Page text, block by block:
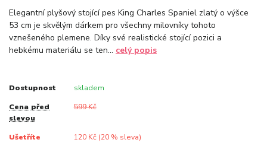
Elegantní plyšový stojící pes King Charles Spaniel zlatý o výšce
53 cm je skvělým dárkem pro všechny milovníky tohoto
vznešeného plemene. Díky své realistické stojící pozici a
hebkému materiálu se ten... celý popis
Dostupnost skladem
Cena před
slevou
599 Kč
Ušetříte 120 Kč (20% sleva)